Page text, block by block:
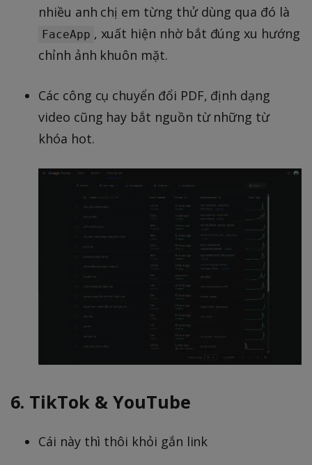
nhiều anh chị em từng thử dùng qua đó là
FaceApp , xuất hiện nhờ bắt đúng xu hướng
chỉnh ảnh khuôn mặt.
Các công cụ chuyển đổi PDF, định dạng
video cũng hay bắt nguồn từ những từ
khóa hot.
6. TikTok & YouTube
Cái này thì thôi khỏi gắn link